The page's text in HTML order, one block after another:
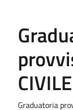
CIVILE
Graduatoria